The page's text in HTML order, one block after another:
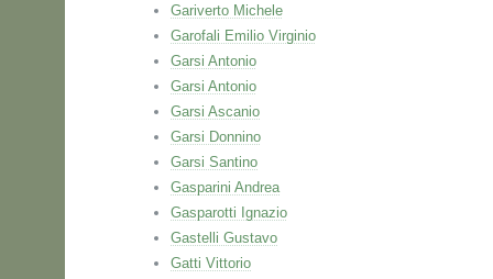
Gariverto Michele
Garofali Emilio Virginio
Garsi Antonio
Garsi Antonio
Garsi Ascanio
Garsi Donnino
Garsi Santino
Gasparini Andrea
Gasparotti Ignazio
Gastelli Gustavo
Gatti Vittorio